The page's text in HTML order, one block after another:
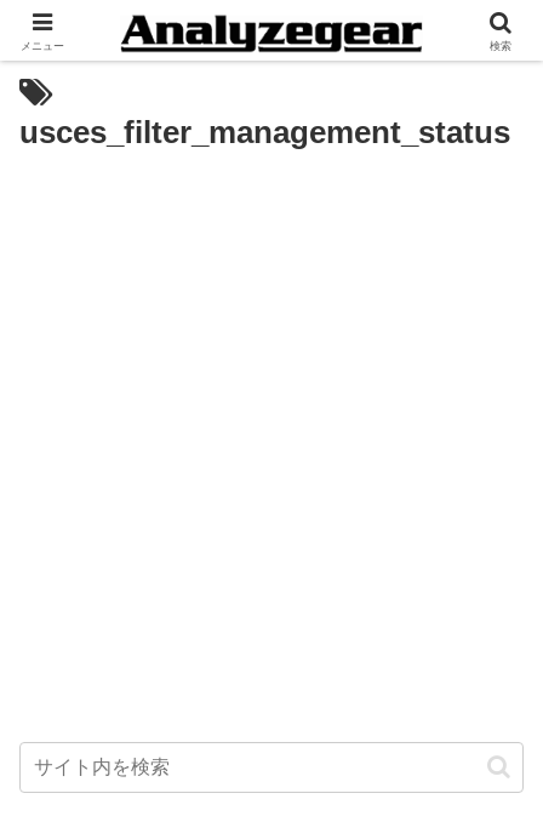
usces_filter_management_status
メニュー 検索